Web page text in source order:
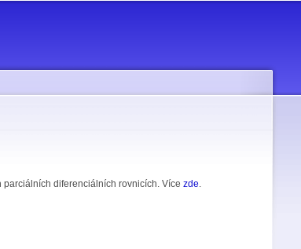
diferenciálních rovnicích. Více zde